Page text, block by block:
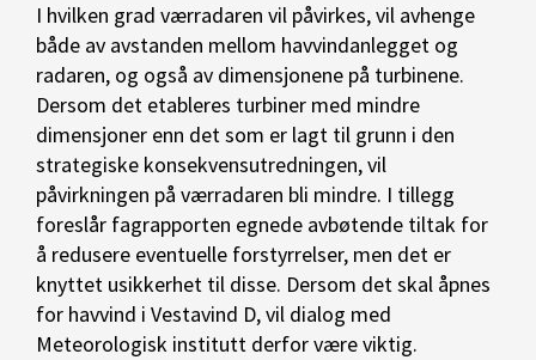
I hvilken grad værradaren vil påvirkes, vil avhenge
både av avstanden mellom havvindanlegget og
radaren, og også av dimensjonene på turbinene.
Dersom det etableres turbiner med mindre
dimensjoner enn det som er lagt til grunn i den
strategiske konsekvensutredningen, vil
påvirkningen på værradaren bli mindre. I tillegg
foreslår fagrapporten egnede avbøtende tiltak for
å redusere eventuelle forstyrrelser, men det er
knyttet usikkerhet til disse. Dersom det skal åpnes
for havvind i Vestavind D, vil dialog med
Meteorologisk institutt derfor være viktig.